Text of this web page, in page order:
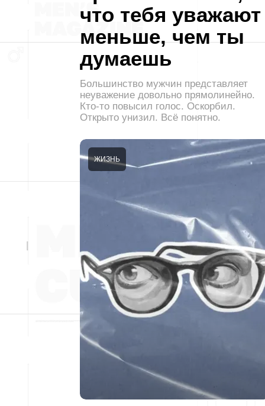
что тебя уважают
меньше, чем ты
думаешь
Большинство мужчин представляет
неуважение довольно прямолинейно.
Кто-то повысил голос. Оскорбил.
Открыто унизил. Всё понятно.
ЖИЗНЬ